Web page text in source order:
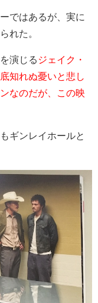
ではあるが、実に
れた。
演じる ジェイク・
知れぬ憂いと悲し
なのだが、この映
ギンレイホールと